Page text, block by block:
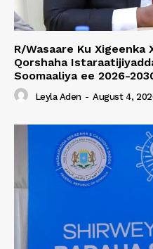
R/Wasaare Ku Xigeenka
Qorshaha
Soomaaliya ee 2026-
Leyla Aden - August 4,